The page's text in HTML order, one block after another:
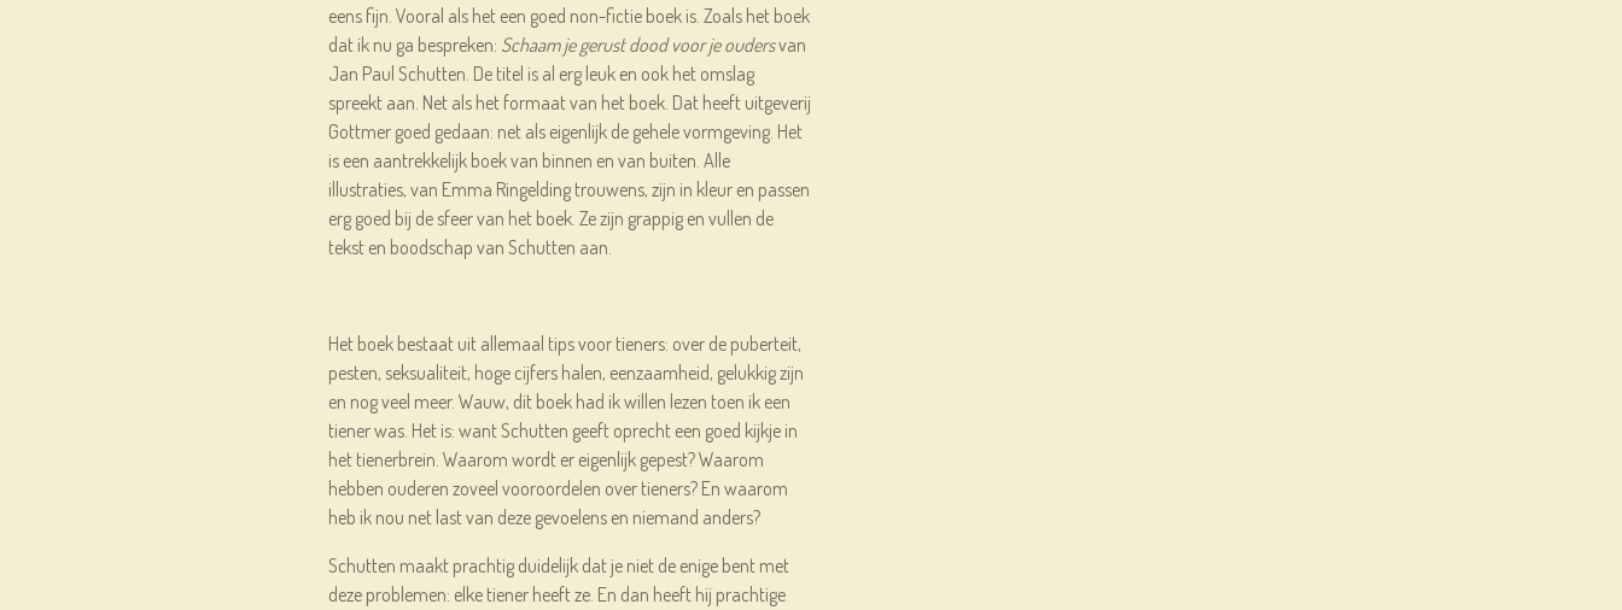
eens fijn. Vooral als het een goed non-fictie boek is. Zoals het boek
dat ik nu ga bespreken: Schaam je gerust dood voor je oudersvan
Jan Paul Schutten. De titel is al erg leuk en ook het omslag
spreekt aan. Net als het formaat van het boek. Dat heeft uitgeverij
Gottmer goed gedaan: net als eigenlijk de gehele vormgeving. Het
is een aantrekkelijk boek van binnen en van buiten. Alle
illustraties, van Emma Ringelding trouwens, zijn in kleur en passen
erg goed bij de sfeer van het boek. Ze zijn grappig en vullen de
tekst en boodschap van Schutten aan.
Het boek bestaat uit allemaal tips voor tieners: over de puberteit,
pesten, seksualiteit, hoge cijfers halen, eenzaamheid, gelukkig zijn
en nog veel meer. Wauw, dit boek had ik willen lezen toen ik een
tiener was. Het is: want Schutten geeft oprecht een goed kijkje in
het tienerbrein. Waarom wordt er eigenlijk gepest? Waarom
hebben ouderen zoveel vooroordelen over tieners? En waarom
heb ik nou net last van deze gevoelens en niemand anders?
Schutten maakt prachtig duidelijk dat je niet de enige bent met
deze problemen: elke tiener heeft ze. En dan heeft hij prachtige